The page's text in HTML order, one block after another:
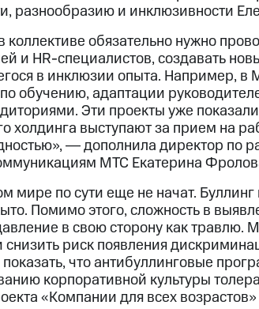
разнообразию и инклюзивности
обязательно нужно
и HR-специалистов, создавать
в инклюзии опыта. Например, в
обучению, адаптации
Эти проекты уже показали
холдинга выступают за прием на
― дополнила директор по
МТС Екатерина
мире по сути еще не начат.
Помимо этого, сложность в
в свою сторону как травлю.
риск появления
показать, что антибуллинговые
корпоративной культуры
«Компании для всех